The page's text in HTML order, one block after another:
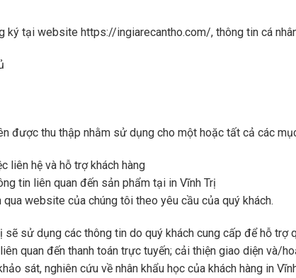
ký tại website https://ingiarecantho.com/, thông tin cá
được thu thập nhằm sử dụng cho một hoặc tất cả các
liên hệ và hỗ trợ khách hàng
tin liên quan đến sản phẩm tại in Vĩnh Trị
website của chúng tôi theo yêu cầu của quý khách.
sẽ sử dụng các thông tin do quý khách cung cấp để hỗ trợ
quan đến thanh toán trực tuyến; cải thiện giao diện và/
sát, nghiên cứu về nhân khẩu học của khách hàng in